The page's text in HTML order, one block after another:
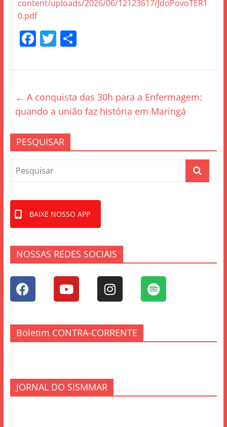
content/uploads/2026/06/12123617/JdoPovoTER1
0.pdf
F
b
o
o
k
T S
← A conquista das 30h para a Enfermagem:
quando a união faz história em Maringá
PESQUISAR
BAIXE NOSSO APP
NOSSAS REDES SOCIAIS
Boletim CONTRA-CORRENTE
JORNAL DO SISMMAR